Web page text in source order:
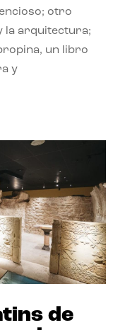
otro
la arquitectura;
un libro
y
de